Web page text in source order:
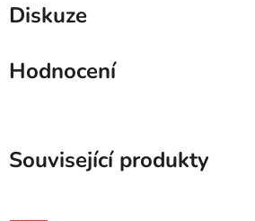
Diskuze
Hodnocení
Související produkty